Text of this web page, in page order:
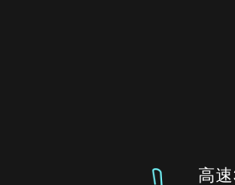
高